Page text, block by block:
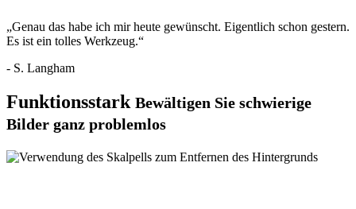
„Genau das habe ich mir heute gewünscht. Eigentlich schon gestern.
Es ist ein tolles Werkzeug.“
- S. Langham
Funktionsstark Bewältigen Sie schwierige
Bilder ganz problemlos